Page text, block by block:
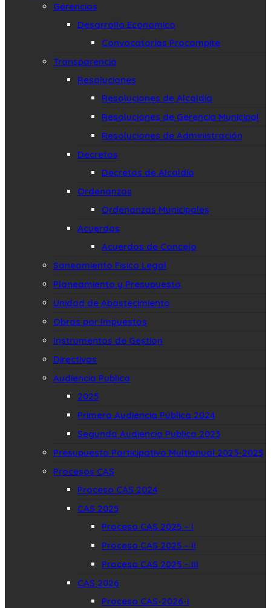
Gerencias
Desarrollo Economico
Convocatorias Procompite
Transparencia
Resoluciones
Resoluciones de Alcaldía
Resoluciones de Gerencia Municipal
Resoluciones de Administración
Decretos
Decretos de Alcaldía
Ordenanzas
Ordenanzas Municipales
Acuerdos
Acuerdos de Concejo
Saneamiento Fisico Legal
Planeamiento y Presupuesto
Unidad de Abastecimiento
Obras por Impuestos
Instrumentos de Gestion
Directivas
Audiencia Publica
2025
Primera Audiencia Pública 2024
Segunda Audiencia Publica 2023
Presupuesto Participativo Multianual 2023-2025
Procesos CAS
Proceso CAS 2024
CAS 2025
Proceso CAS 2025 – I
Proceso CAS 2025 – II
Proceso CAS 2025 – III
CAS 2026
Proceso CAS-2026-I